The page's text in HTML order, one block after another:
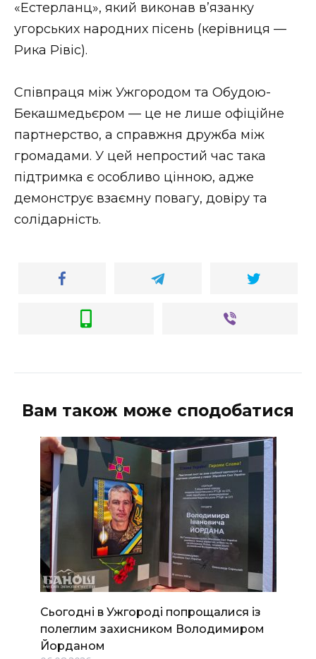
«Естерланц», який виконав в’язанку
угорських народних пісень (керівниця —
Рика Рівіс).
Співпраця між Ужгородом та Обудою-
Бекашмедьєром — це не лише офіційне
партнерство, а справжня дружба між
громадами. У цей непростий час така
підтримка є особливо цінною, адже
демонструє взаємну повагу, довіру та
солідарність.
Вам також може сподобатися
Сьогодні в Ужгороді попрощалися із
полеглим захисником Володимиром
Йорданом